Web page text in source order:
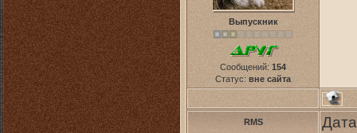
Выпускник
Сообщений: 154
Статус: вне сайта
RMS